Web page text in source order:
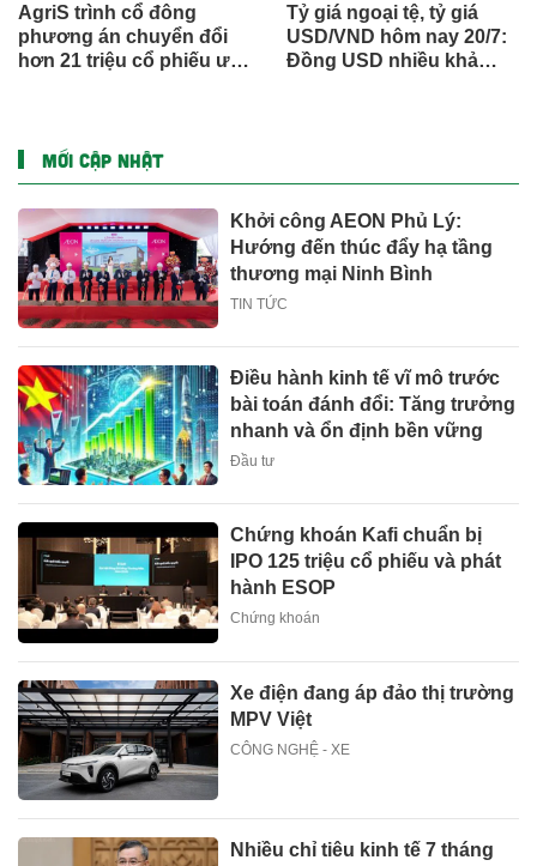
AgriS trình cổ đông
phương án chuyển đổi
hơn 21 triệu cổ phiếu ưu
Tỷ giá ngoại tệ, tỷ giá
USD/VND hôm nay 20/7:
Đồng USD nhiều khả
MỚI CẬP NHẬT
Khởi công AEON Phủ Lý:
Hướng đến thúc đẩy hạ tầng
thương mại Ninh Bình
TIN TỨC
Điều hành kinh tế vĩ mô trước
bài toán đánh đổi: Tăng trưởng
nhanh và ổn định bền vững
Đầu tư
Chứng khoán Kafi chuẩn bị
IPO 125 triệu cổ phiếu và phát
hành ESOP
Chứng khoán
Xe điện đang áp đảo thị trường
MPV Việt
CÔNG NGHỆ - XE
Nhiều chỉ tiêu kinh tế 7 tháng